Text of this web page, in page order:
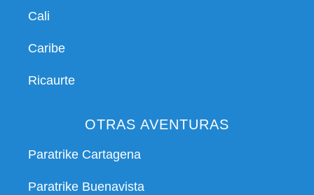
Cali
Caribe
Ricaurte
OTRAS AVENTURAS
Paratrike Cartagena
Paratrike Buenavista